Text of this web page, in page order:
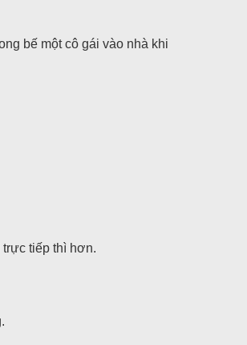
bế một cô gái vào nhà khi
tiếp thì hơn.